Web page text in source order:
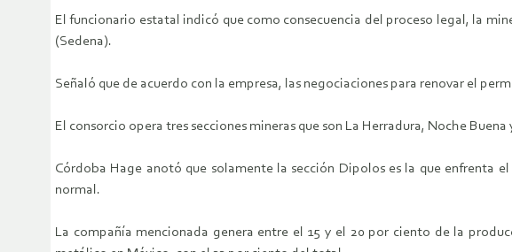
El funcionario estatal indicó que como consecuencia del proceso legal, la
(Sedena).
Señaló que de acuerdo con la empresa, las negociaciones para renovar el
El consorcio opera tres secciones mineras que son La Herradura, Noche
Córdoba Hage anotó que solamente la sección Dipolos es la que enfrenta
normal.
La compañía mencionada genera entre el 15 y el 20 por ciento de la